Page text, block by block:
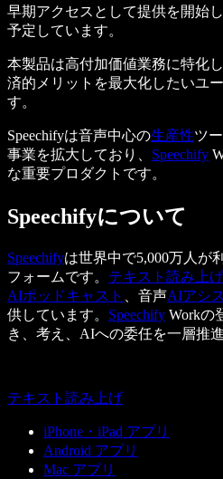
早期アクセスとして提供を開始
予定しています。
本製品は高付加価値業務に特化
済的メリットを最大化したいユ
す。
Speechifyは音声中心の生産性ツ
事業を拡大しており、 Speechify
な重要プロダクトです。
Speechifyについて
Speechifyは世界中で5,000万人が
フォームです。 テキスト読み上げ
AIポッドキャスト
、音声AIアシ
供しています。 Speechify Workの
き、考え、AIへの委任を一層推
テキスト読み上げ
iPhone・iPad アプリ
Android アプリ
Mac アプリ